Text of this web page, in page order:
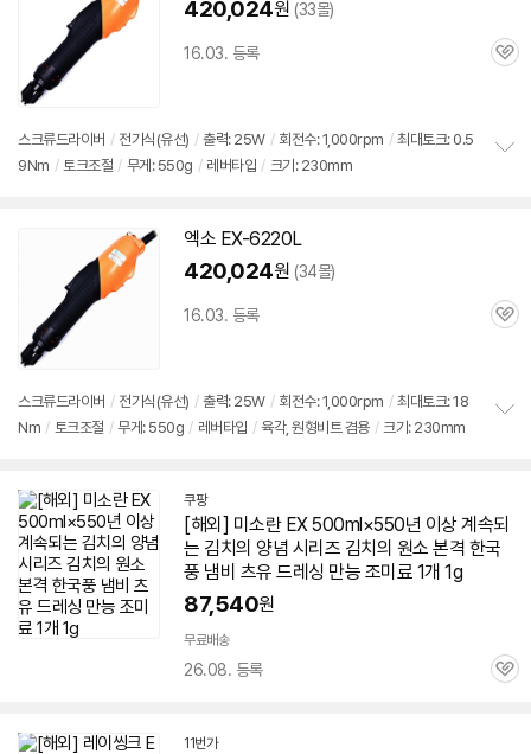
420,024원 (33몰)
16.03. 등록
관
스크류드라이버 / 전기식(유선) / 출력: 25W / 회전수: 1,000rpm / 최대토크: 0.5
9Nm / 토크조절 / 무게: 550g / 레버타입 / 크기: 230mm
엑소 EX-6220L
420,024원 (34몰)
16.03. 등록
관
스크류드라이버 / 전기식(유선) / 출력: 25W / 회전수: 1,000rpm / 최대토크: 18
Nm / 토크조절 / 무게: 550g / 레버타입 / 육각, 원형비트 겸용 / 크기: 230mm
기
쿠팡
[해외] 미소란 EX 500ml×550년 이상 계속되
는 김치의 양념 시리즈 김치의 원소 본격 한국
풍 냄비 츠유 드레싱 만능 조미료 1개 1g
87,540원
무료배송
26.08. 등록
관
11번가